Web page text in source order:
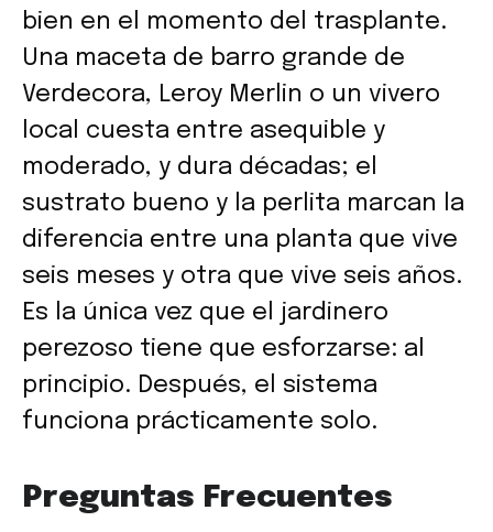
bien en el momento del trasplante.
Una maceta de barro grande de
Verdecora, Leroy Merlin o un vivero
local cuesta entre asequible y
moderado, y dura décadas; el
sustrato bueno y la perlita marcan la
diferencia entre una planta que vive
seis meses y otra que vive seis años.
Es la única vez que el jardinero
perezoso tiene que esforzarse: al
principio. Después, el sistema
funciona prácticamente solo.
Preguntas Frecuentes